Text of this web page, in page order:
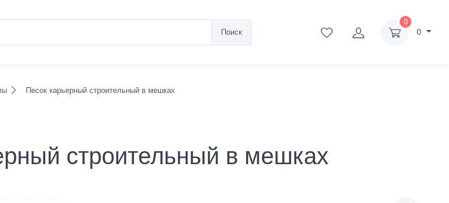
Поиск
0
0
Песок карьерный строительный в мешках
строительный в мешках